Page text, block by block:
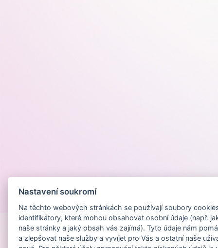
Nastavení soukromí
Na těchto webových stránkách se používají soubory
identifikátory, které mohou obsahovat osobní údaje (např.
naše stránky a jaký obsah vás zajímá). Tyto údaje nám
a zlepšovat naše služby a vyvíjet pro Vás a ostatní naše